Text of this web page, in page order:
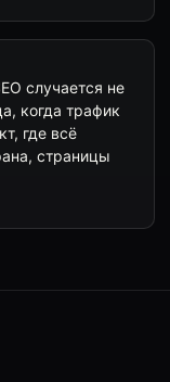
случается не
когда трафик
где всё
страницы